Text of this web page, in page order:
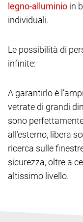
in
individuali.
Le possibilità di
infinite:
A garantirlo è
vetrate di grandi
sono
all’esterno, libera
ricerca sulle
sicurezza, oltre a
altissimo livello.